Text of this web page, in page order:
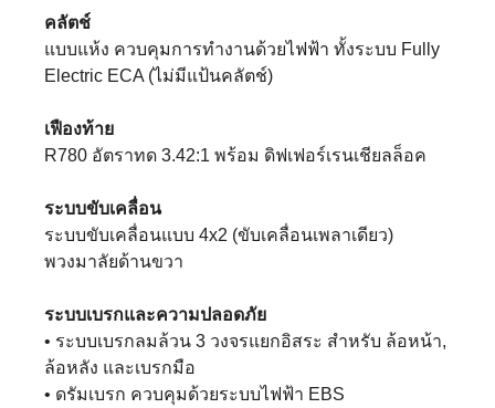
คลัตช์
แบบแห้ง ควบคุมการทำงานด้วยไฟฟ้า ทั้งระบบ Fully
Electric ECA (ไม่มีแป้นคลัตช์)
เฟืองท้าย
R780 อัตราทด 3.42:1 พร้อม ดิฟเฟอร์เรนเชียลล็อค
ระบบขับเคลื่อน
ระบบขับเคลื่อนแบบ 4x2 (ขับเคลื่อนเพลาเดียว)
พวงมาลัยด้านขวา
ระบบเบรกและความปลอดภัย
• ระบบเบรกลมล้วน 3 วงจรแยกอิสระ สำหรับ ล้อหน้า,
ล้อหลัง และเบรกมือ
• ดรัมเบรก ควบคุมด้วยระบบไฟฟ้า EBS